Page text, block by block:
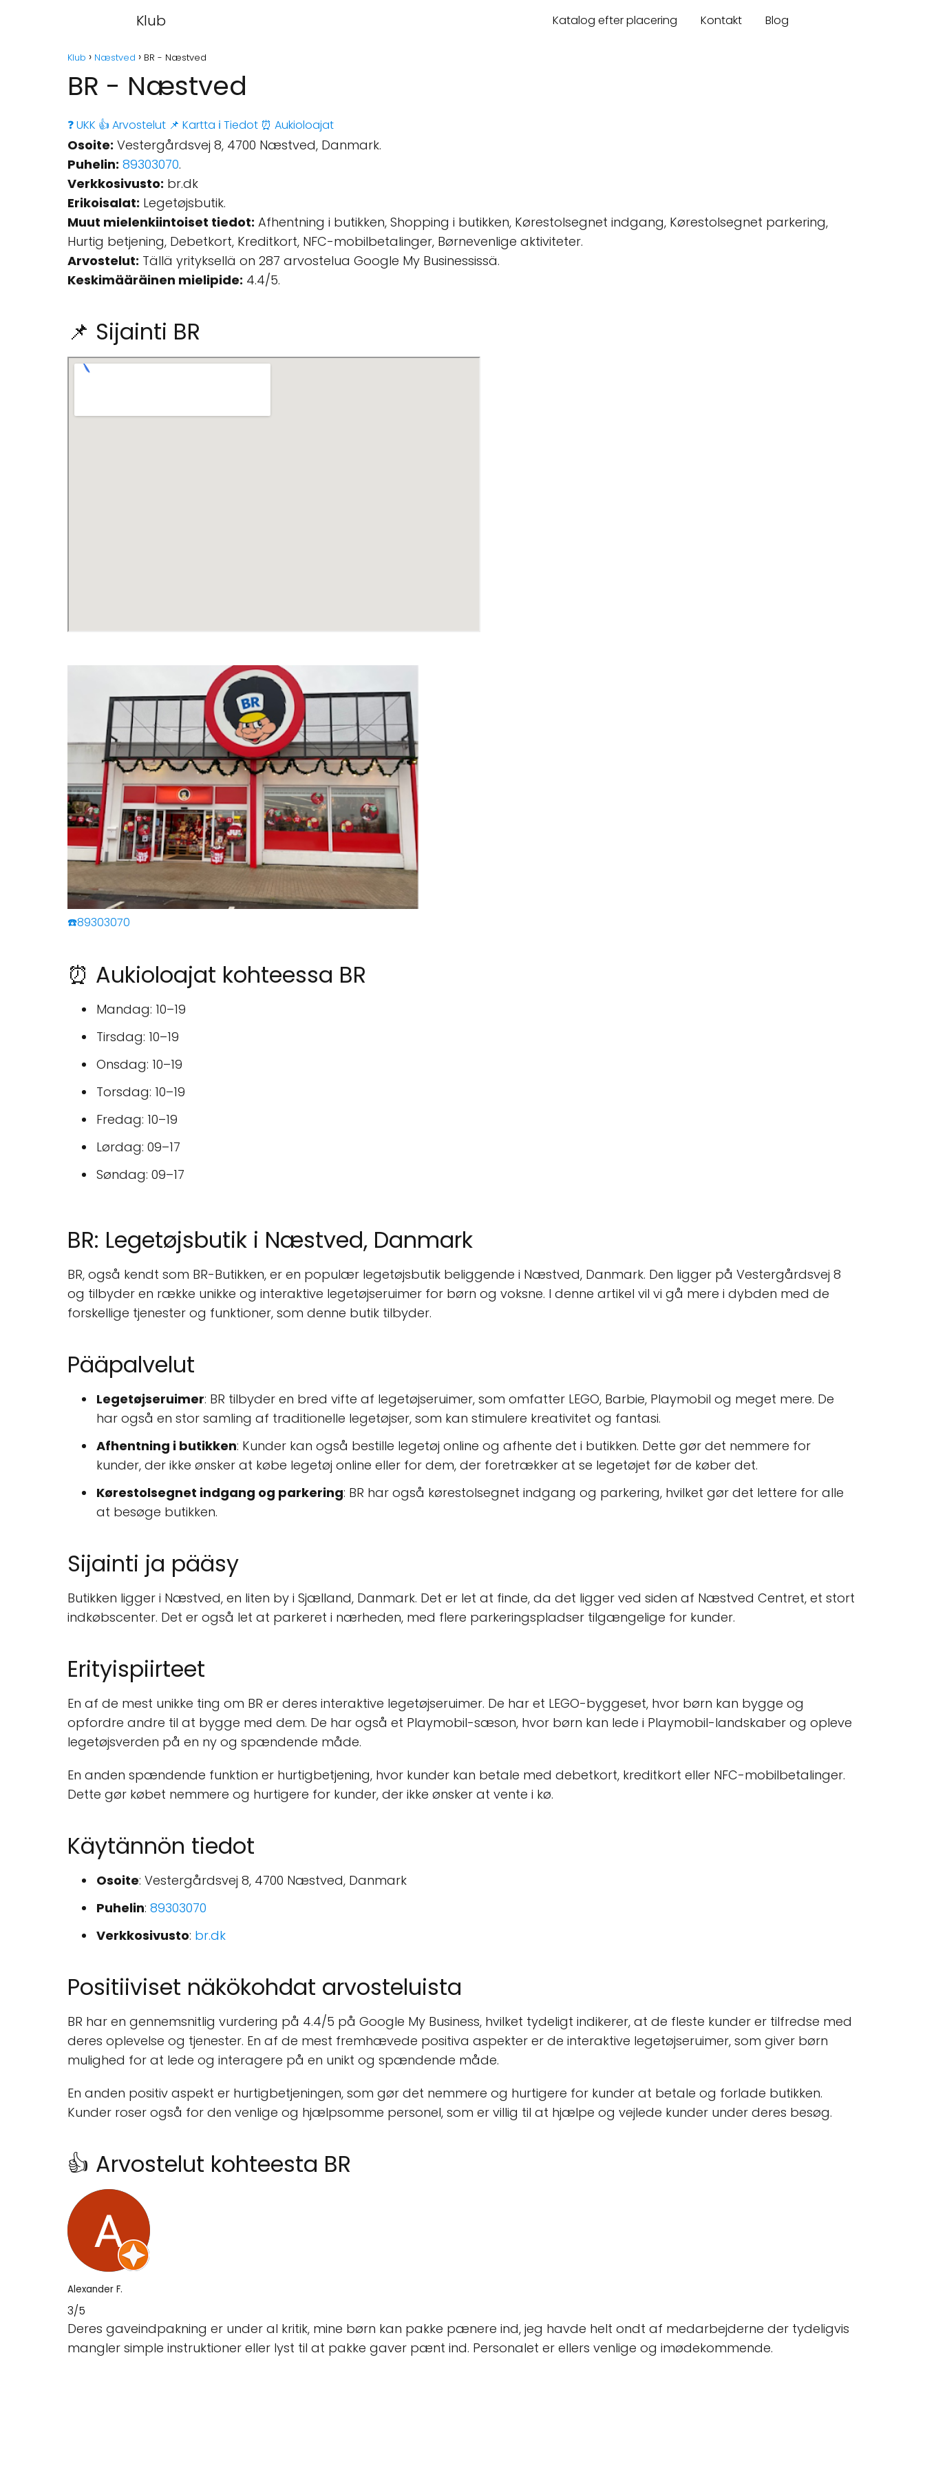
Klub Katalog efter placering Kontakt Blog
Klub Næstved BR - Næstved
BR - Næstved
❓ UKK 👍 Arvostelut 📌 Kartta ℹ️ Tiedot ⏰ Aukioloajat
Osoite: Vestergårdsvej 8, 4700 Næstved, Danmark.
Puhelin: 89303070.
Verkkosivusto: br.dk
Erikoisalat: Legetøjsbutik.
Muut mielenkiintoiset tiedot: Afhentning i butikken, Shopping i butikken, Kørestolsegnet indgang, Kørestolsegnet parkering,
Hurtig betjening, Debetkort, Kreditkort, NFC-mobilbetalinger, Børnevenlige aktiviteter.
Arvostelut: Tällä yrityksellä on 287 arvostelua Google My Businessissä.
Keskimääräinen mielipide: 4.4/5.
📌 Sijainti BR
☎️89303070
⏰ Aukioloajat kohteessa BR
Mandag: 10–19
Tirsdag: 10–19
Onsdag: 10–19
Torsdag: 10–19
Fredag: 10–19
Lørdag: 09–17
Søndag: 09–17
BR: Legetøjsbutik i Næstved, Danmark
BR, også kendt som BR-Butikken, er en populær legetøjsbutik beliggende i Næstved, Danmark. Den ligger på Vestergårdsvej 8
og tilbyder en række unikke og interaktive legetøjseruimer for børn og voksne. I denne artikel vil vi gå mere i dybden med de
forskellige tjenester og funktioner, som denne butik tilbyder.
Pääpalvelut
Legetøjseruimer: BR tilbyder en bred vifte af legetøjseruimer, som omfatter LEGO, Barbie, Playmobil og meget mere. De
har også en stor samling af traditionelle legetøjser, som kan stimulere kreativitet og fantasi.
Afhentning i butikken: Kunder kan også bestille legetøj online og afhente det i butikken. Dette gør det nemmere for
kunder, der ikke ønsker at købe legetøj online eller for dem, der foretrækker at se legetøjet før de køber det.
Kørestolsegnet indgang og parkering: BR har også kørestolsegnet indgang og parkering, hvilket gør det lettere for alle
at besøge butikken.
Sijainti ja pääsy
Butikken ligger i Næstved, en liten by i Sjælland, Danmark. Det er let at finde, da det ligger ved siden af Næstved Centret, et stort
indkøbscenter. Det er også let at parkeret i nærheden, med flere parkeringspladser tilgængelige for kunder.
Erityispiirteet
En af de mest unikke ting om BR er deres interaktive legetøjseruimer. De har et LEGO-byggeset, hvor børn kan bygge og
opfordre andre til at bygge med dem. De har også et Playmobil-sæson, hvor børn kan lede i Playmobil-landskaber og opleve
legetøjsverden på en ny og spændende måde.
En anden spændende funktion er hurtigbetjening, hvor kunder kan betale med debetkort, kreditkort eller NFC-mobilbetalinger.
Dette gør købet nemmere og hurtigere for kunder, der ikke ønsker at vente i kø.
Käytännön tiedot
Osoite: Vestergårdsvej 8, 4700 Næstved, Danmark
Puhelin: 89303070
Verkkosivusto: br.dk
Positiiviset näkökohdat arvosteluista
BR har en gennemsnitlig vurdering på 4.4/5 på Google My Business, hvilket tydeligt indikerer, at de fleste kunder er tilfredse med
deres oplevelse og tjenester. En af de mest fremhævede positiva aspekter er de interaktive legetøjseruimer, som giver børn
mulighed for at lede og interagere på en unikt og spændende måde.
En anden positiv aspekt er hurtigbetjeningen, som gør det nemmere og hurtigere for kunder at betale og forlade butikken.
Kunder roser også for den venlige og hjælpsomme personel, som er villig til at hjælpe og vejlede kunder under deres besøg.
👍 Arvostelut kohteesta BR
Alexander F.
3/5
Deres gaveindpakning er under al kritik, mine børn kan pakke pænere ind, jeg havde helt ondt af medarbejderne der tydeligvis
mangler simple instruktioner eller lyst til at pakke gaver pænt ind. Personalet er ellers venlige og imødekommende.